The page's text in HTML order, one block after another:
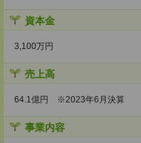
資本金
3,100万円
売上高
64.1億円 ※2023年6月決算
事業内容